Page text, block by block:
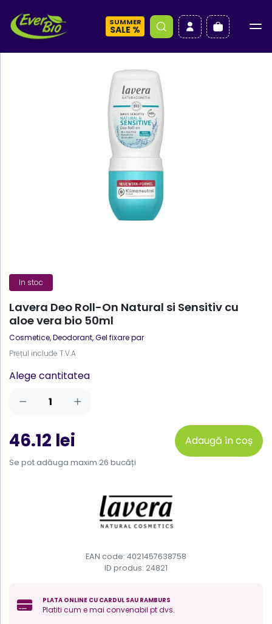
SUMMER
SALE %
In stoc
Lavera Deo Roll-On Natural si Sensitiv cu
aloe vera bio 50ml
Cosmetice,Deodorant, Gel fixare par
Prețul include T.V.A
Alege cantitatea
46.12 lei Adaugă în coș
Se pot adăuga maxim 26 bucăți
EAN code: 4021457638758
ID produs: 24821
PLATA ONLINE CU CARDUL SAU RAMBURS
Platiti cum e mai convenabil pt dvs.